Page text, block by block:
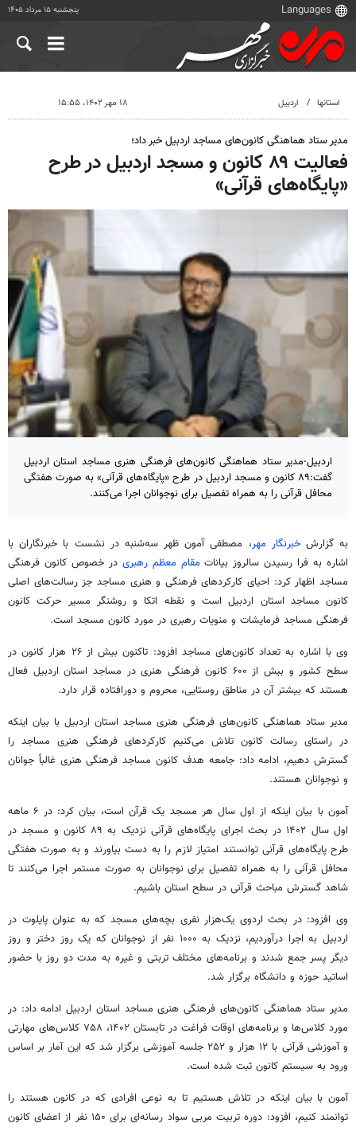
پنجشنبه ۱۵ مرداد ۱۴۰۵
استانها اردبیل ۱۸ مهر ۱۴۰۲، ۱۵:۵۵
مدیر ستاد هماهنگی کانون‌های مساجد اردبیل خبر داد؛
فعالیت ۸۹ کانون و مسجد اردبیل در طرح
«پایگاه‌های قرآنی»
اردبیل-مدیر ستاد هماهنگی کانون‌های فرهنگی هنری مساجد استان اردبیل
گفت:۸۹ کانون و مسجد اردبیل در طرح «پایگاه‌های قرآنی» به صورت هفتگی
محافل قرآنی را به همراه تفصیل برای نوجوانان اجرا می‌کنند.
به گزارشخبرنگار مهر، مصطفیآمونظهر سه‌شنبه در نشست با خبرنگاران با
اشاره به فرا رسیدن سالروز بیانات مقام معظم رهبری در خصوص کانون فرهنگی
مساجد اظهار کرد: احیای کارکردهای فرهنگی و هنری مساجد جز رسالت‌های اصلی
کانون مساجد استان اردبیل است و نقطه اتکا و روشنگر مسیر حرکت کانون
فرهنگی مساجد فرمایشات و منویات رهبری در مورد کانون مسجد است.
وی با اشاره به تعداد کانون‌های مساجد افزود: تاکنون بیش از ۲۶ هزار کانون در
سطح کشور و بیش از ۶۰۰ کانون فرهنگی هنری در مساجد استان اردبیل فعال
هستند که بیشتر آن در مناطق روستایی، محروم و دورافتاده قرار دارد.
مدیر ستاد هماهنگی کانون‌های فرهنگی هنری مساجد استان اردبیل با بیان اینکه
در راستای رسالت کانون تلاش می‌کنیم کارکردهای فرهنگی هنری مساجد را
گسترش دهیم، ادامه داد: جامعه هدف کانون مساجد فرهنگی هنری غالباً جوانان
و نوجوانان هستند.
آمون
با بیان اینکه از اول سال هر مسجد یک قرآن است، بیان کرد: در ۶ ماهه
اول سال ۱۴۰۲ در بحث اجرای پایگاه‌های قرآنی نزدیک به ۸۹ کانون و مسجد در
طرح پایگاه‌های قرآنی توانستند امتیاز لازم را به دست بیاورند و به صورت هفتگی
محافل قرآنی را به همراه تفصیل برای نوجوانان به صورت مستمر اجرا می‌کنند تا
شاهد گسترش مباحث قرآنی در سطح استان باشیم.
وی افزود: در بحث اردوی یک‌هزار نفری بچه‌های مسجد که به عنوان پایلوت در
اردبیل به اجرا درآوردیم، نزدیک به ۱۰۰۰ نفر از نوجوانان که یک روز دختر و روز
دیگر پسر جمع شدند و برنامه‌های مختلف تربتی و غیره به مدت دو روز با حضور
اساتید حوزه و دانشگاه برگزار شد.
مدیر ستاد هماهنگی کانون‌های فرهنگی هنری مساجد استان اردبیل ادامه داد: در
مورد کلاس‌ها و برنامه‌های اوقات فراغت در تابستان ۱۴۰۲، ۷۵۸ کلاس‌های مهارتی
و آموزشی قرآنی با ۱۲ هزار و ۲۵۲ جلسه آموزشی برگزار شد که این آمار بر اساس
ورود به سیستم کانون ثبت شده است.
آمون با بیان اینکه در تلاش هستیم تا به نوعی افرادی که در کانون هستند را
توانمند کنیم، افزود: دوره تربیت مربی سواد رسانه‌ای برای ۱۵۰ نفر از اعضای کانون